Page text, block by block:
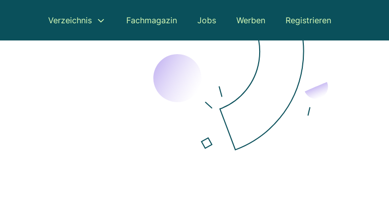
Verzeichnis Fachmagazin Jobs Werben Registrieren